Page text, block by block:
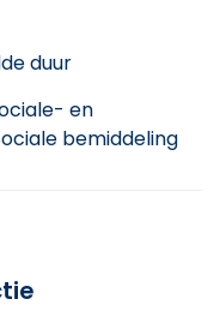
duur
en
bemiddeling